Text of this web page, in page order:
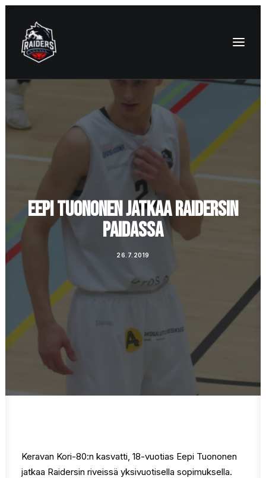
Ostoskori
EEPI TUONONEN JATKAA RAIDERSIN
PAIDASSA
26.7.2019
Keravan Kori-80:n kasvatti, 18-vuotias Eepi Tuononen
jatkaa Raidersin riveissä yksivuotisella sopimuksella.